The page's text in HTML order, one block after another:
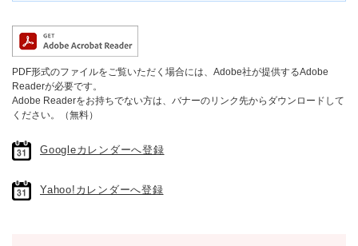
PDF形式のファイルをご覧いただく場合には、Adobe社が提供するAdobe
Readerが必要です。
Adobe Readerをお持ちでない方は、バナーのリンク先からダウンロードして
ください。（無料）
Googleカレンダーへ登録
Yahoo!カレンダーへ登録